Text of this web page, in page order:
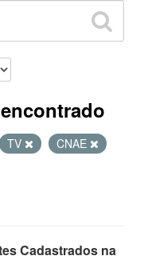
TV
CNAE
Cadastrados na